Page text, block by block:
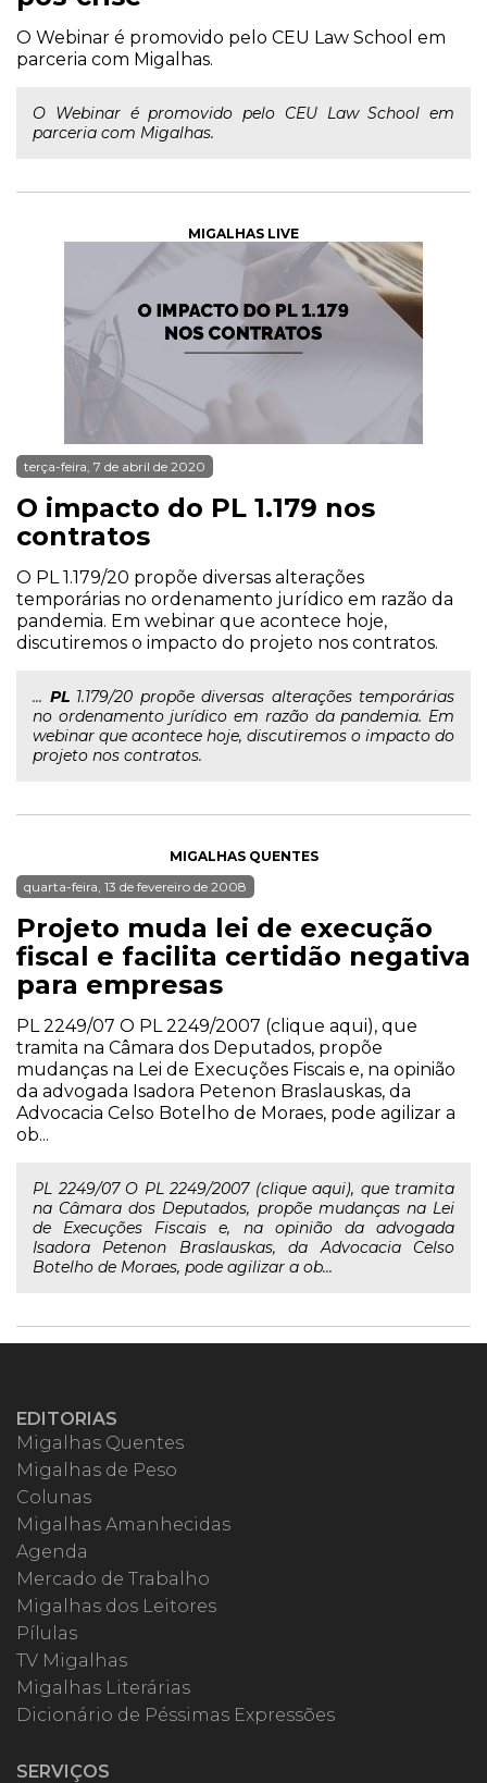
O Webinar é promovido pelo CEU Law School em
parceria com Migalhas.
O Webinar é promovido pelo CEU Law School em
parceria com Migalhas.
MIGALHAS LIVE
terça-feira, 7 de abril de 2020
O impacto do PL 1.179 nos
contratos
O PL 1.179/20 propõe diversas alterações
temporárias no ordenamento jurídico em razão da
pandemia. Em webinar que acontece hoje,
discutiremos o impacto do projeto nos contratos.
... PL1.179/20 propõe diversas alterações temporárias
no ordenamento jurídico em razão da pandemia. Em
webinar que acontece hoje, discutiremos o impacto do
projeto nos contratos.
MIGALHAS QUENTES
quarta-feira, 13 de fevereiro de 2008
Projeto muda lei de execução
fiscal e facilita certidão negativa
para empresas
PL 2249/07 O PL 2249/2007 (clique aqui), que
tramita na Câmara dos Deputados, propõe
mudanças na Lei de Execuções Fiscais e, na opinião
da advogada Isadora Petenon Braslauskas, da
Advocacia Celso Botelho de Moraes, pode agilizar a
ob...
PL 2249/07 O PL 2249/2007 (clique aqui), que tramita
na Câmara dos Deputados, propõe mudanças na Lei
de Execuções Fiscais e, na opinião da advogada
Isadora Petenon Braslauskas, da Advocacia Celso
Botelho de Moraes, pode agilizar a ob...
EDITORIAS
Migalhas Quentes
Migalhas de Peso
Colunas
Migalhas Amanhecidas
Agenda
Mercado de Trabalho
Migalhas dos Leitores
Pílulas
TV Migalhas
Migalhas Literárias
Dicionário de Péssimas Expressões
SERVIÇOS